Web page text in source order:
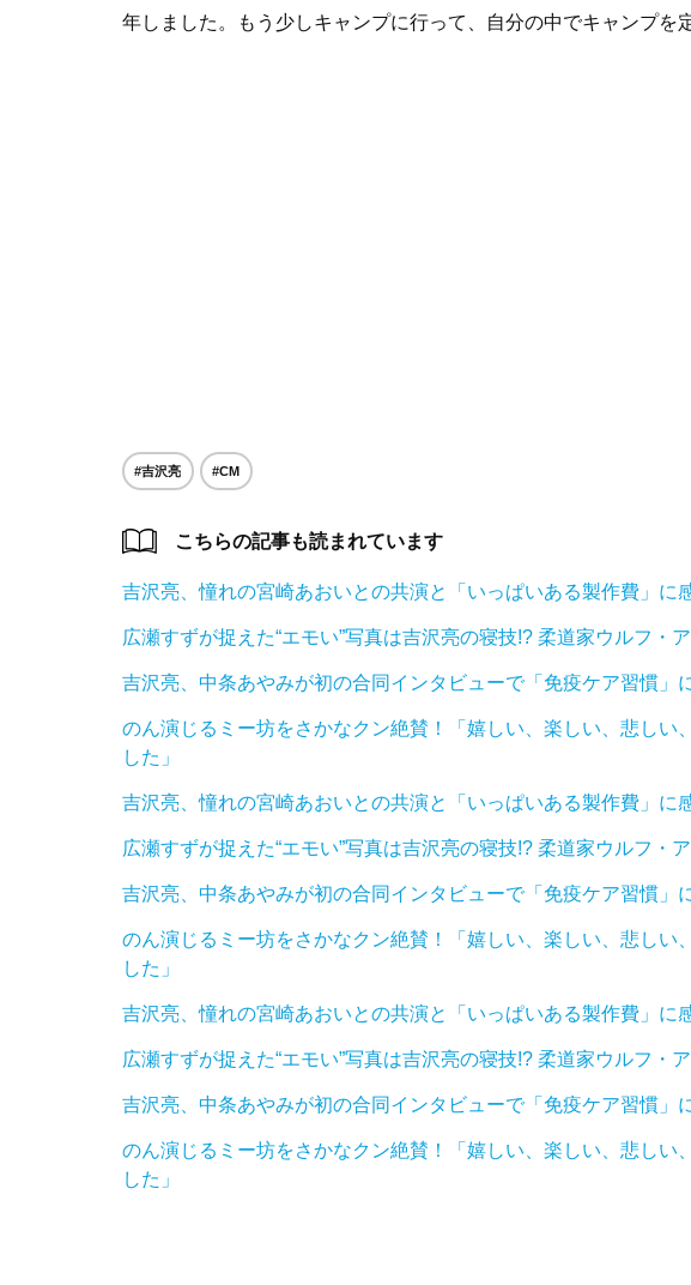
年しました。もう少しキャンプに行って、自分の中でキャンプを
#吉沢亮 #CM
こちらの記事も読まれています
吉沢亮、憧れの宮崎あおいとの共演と「いっぱいある製作費」に
広瀬すずが捉えた“エモい”写真は吉沢亮の寝技!? 柔道家ウルフ・
吉沢亮、中条あやみが初の合同インタビューで「免疫ケア習慣」
のん演じるミー坊をさかなクン絶賛！「嬉しい、楽しい、悲しい
した」
吉沢亮、憧れの宮崎あおいとの共演と「いっぱいある製作費」に
広瀬すずが捉えた“エモい”写真は吉沢亮の寝技!? 柔道家ウルフ・
吉沢亮、中条あやみが初の合同インタビューで「免疫ケア習慣」
のん演じるミー坊をさかなクン絶賛！「嬉しい、楽しい、悲しい
した」
吉沢亮、憧れの宮崎あおいとの共演と「いっぱいある製作費」に
広瀬すずが捉えた“エモい”写真は吉沢亮の寝技!? 柔道家ウルフ・
吉沢亮、中条あやみが初の合同インタビューで「免疫ケア習慣」
のん演じるミー坊をさかなクン絶賛！「嬉しい、楽しい、悲しい
した」